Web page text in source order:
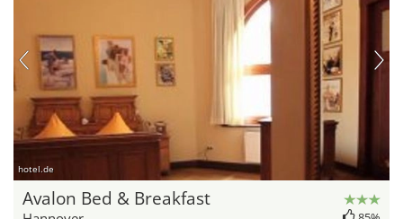
hotel.de
Avalon Bed & Breakfast